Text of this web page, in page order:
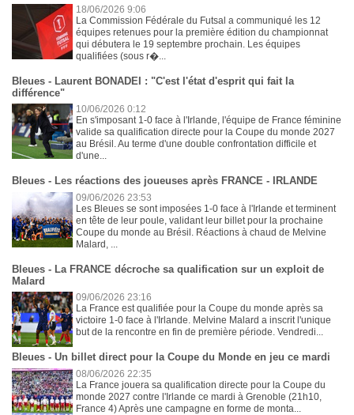
18/06/2026 9:06
La Commission Fédérale du Futsal a communiqué les 12
équipes retenues pour la première édition du championnat
qui débutera le 19 septembre prochain. Les équipes
qualifiées (sous r�...
Bleues - Laurent BONADEI : "C'est l'état d'esprit qui fait la
différence"
10/06/2026 0:12
En s'imposant 1-0 face à l'Irlande, l'équipe de France féminine
valide sa qualification directe pour la Coupe du monde 2027
au Brésil. Au terme d'une double confrontation difficile et
d'une...
Bleues - Les réactions des joueuses après FRANCE - IRLANDE
09/06/2026 23:53
Les Bleues se sont imposées 1-0 face à l'Irlande et terminent
en tête de leur poule, validant leur billet pour la prochaine
Coupe du monde au Brésil. Réactions à chaud de Melvine
Malard, ...
Bleues - La FRANCE décroche sa qualification sur un exploit de
Malard
09/06/2026 23:16
La France est qualifiée pour la Coupe du monde après sa
victoire 1-0 face à l'Irlande. Melvine Malard a inscrit l'unique
but de la rencontre en fin de première période. Vendredi...
Bleues - Un billet direct pour la Coupe du Monde en jeu ce mardi
08/06/2026 22:35
La France jouera sa qualification directe pour la Coupe du
monde 2027 contre l'Irlande ce mardi à Grenoble (21h10,
France 4) Après une campagne en forme de monta...